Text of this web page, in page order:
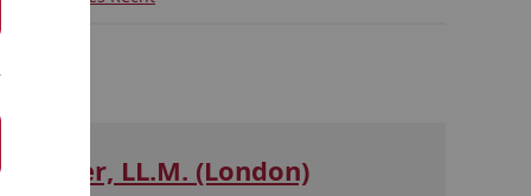
Binder, LL.M. (London)